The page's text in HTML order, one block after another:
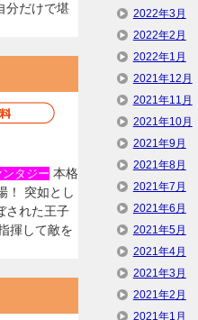
分だけで堪
ンタジー 本格
！ 突如とし
された王子
揮して敵を
2022年3月
2022年2月
2022年1月
2021年12月
2021年11月
2021年10月
2021年9月
2021年8月
2021年7月
2021年6月
2021年5月
2021年4月
2021年3月
2021年2月
2021年1月